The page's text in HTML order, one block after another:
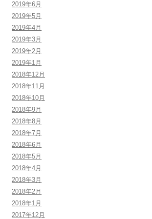
2019年6月
2019年5月
2019年4月
2019年3月
2019年2月
2019年1月
2018年12月
2018年11月
2018年10月
2018年9月
2018年8月
2018年7月
2018年6月
2018年5月
2018年4月
2018年3月
2018年2月
2018年1月
2017年12月